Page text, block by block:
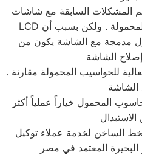
السابقة مع شاشات
LCD المستخدمة في الأجهزة المحمولة . ولكن بسبب أن
مدمجة مع الشاشة يكون من
الشاشة
. ولكن بالمقابل فإن التكلفة العالية للحواسيب المحمولة مقارنة
الشاشة
المحمول خياراً عملياً أكثر
الساخن لخدمة عملاء توكيل